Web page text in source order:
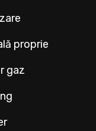
proprie
gaz